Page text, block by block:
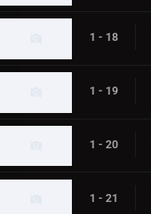
1 - 18
1 - 19
1 - 20
1 - 21